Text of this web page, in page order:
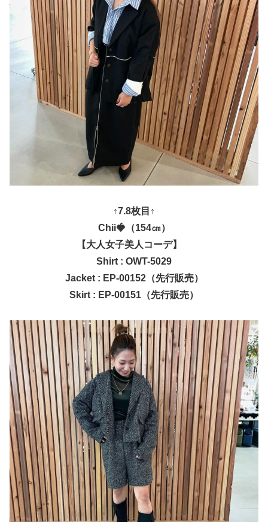
↑7.8枚目↑
Chii🍓（154㎝）
【大人女子美人コーデ】
Shirt : OWT-5029
Jacket : EP-00152（先行販売）
Skirt : EP-00151（先行販売）